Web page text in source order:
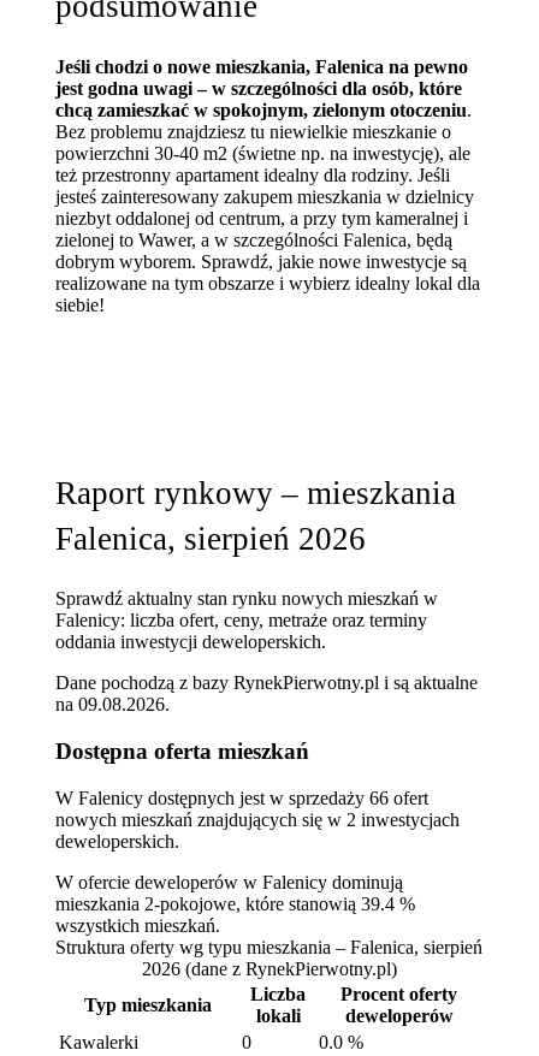
Jeśli chodzi o nowe mieszkania, Falenica na pewno
jest godna uwagi – w szczególności dla osób, które
chcą zamieszkać w spokojnym, zielonym otoczeniu.
Bez problemu znajdziesz tu niewielkie mieszkanie o
powierzchni 30-40 m2 (świetne np. na inwestycję), ale
też przestronny apartament idealny dla rodziny. Jeśli
jesteś zainteresowany zakupem mieszkania w dzielnicy
niezbyt oddalonej od centrum, a przy tym kameralnej i
zielonej to Wawer, a w szczególności Falenica, będą
dobrym wyborem. Sprawdź, jakie nowe inwestycje są
realizowane na tym obszarze i wybierz idealny lokal dla
siebie!
Raport rynkowy – mieszkania
Falenica, sierpień 2026
Sprawdź aktualny stan rynku nowych mieszkań w
Falenicy: liczba ofert, ceny, metraże oraz terminy
oddania inwestycji deweloperskich.
Dane pochodzą z bazy RynekPierwotny.pl i są aktualne
na09.08.2026.
Dostępna oferta mieszkań
W Falenicy dostępnych jest w sprzedaży 66 ofert
nowych mieszkań znajdujących się w 2 inwestycjach
deweloperskich.
W ofercie deweloperów w Falenicy dominują
mieszkania 2-pokojowe, które stanowią 39.4 %
wszystkich mieszkań.
Struktura oferty wg typu mieszkania – Falenica, sierpień
2026 (dane z RynekPierwotny.pl)
Typ mieszkania
Liczba
lokali
Procent oferty
deweloperów
Kawalerki
0
0.0 %